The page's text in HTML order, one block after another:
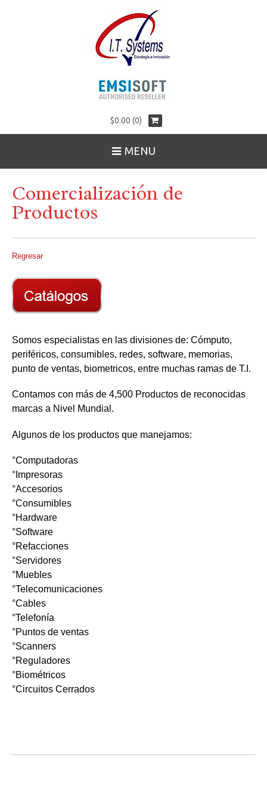
$0.00 (0)
MENU
Comercialización de
Productos
Regresar
Somos especialistas en las divisiones de: Cómputo,
periféricos, consumibles, redes, software, memorias,
punto de ventas, biometricos, entre muchas ramas de T.I.
Contamos con más de 4,500 Productos de reconocidas
marcas a Nivel Mundial.
Algunos de los productos que manejamos:
°Computadoras
°Impresoras
°Accesorios
°Consumibles
°Hardware
°Software
°Refacciones
°Servidores
°Muebles
°Telecomunicaciones
°Cables
°Telefonía
°Puntos de ventas
°Scanners
°Reguladores
°Biométricos
°Circuitos Cerrados